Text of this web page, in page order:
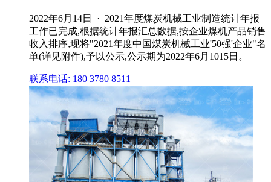
2022年6月14日 · 2021年度煤炭机械工业制造统计年报
工作已完成,根据统计年报汇总数据,按企业煤机产品销售
收入排序,现将"2021年度中国煤炭机械工业'50强'企业"名
单(详见附件),予以公示,公示期为2022年6月1015日。
联系电话: 180 3780 8511